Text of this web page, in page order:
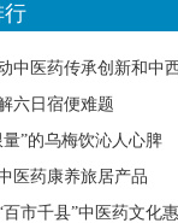
行
中医药传承创新和中
六日宿便难题
量”的乌梅饮沁人心脾
医药康养旅居产品
百市千县”中医药文化